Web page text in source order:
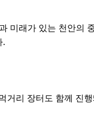
미래가 있는 천안
.
리 장터도 함께